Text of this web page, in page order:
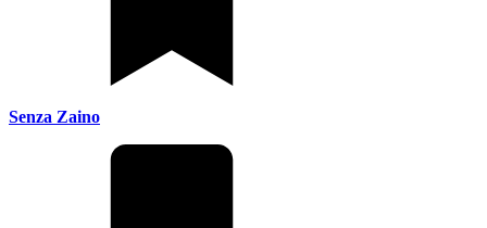
Senza Zaino